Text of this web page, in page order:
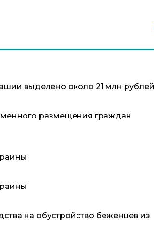
выделено около 21 млн рублей
размещения граждан
на обустройство беженцев из